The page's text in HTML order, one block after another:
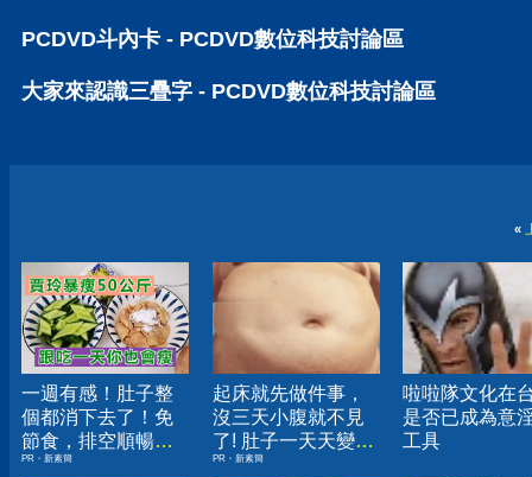
PCDVD斗內卡 - PCDVD數位科技討論區
大家來認識三疊字 - PCDVD數位科技討論區
«
一週有感！肚子整
個都消下去了！免
節食，排空順暢就
夠
PR・新素簡
起床就先做件事，
沒三天小腹就不見
了! 肚子一天天變
小！
PR・新素簡
啦啦隊文化在
是否已成為意
工具